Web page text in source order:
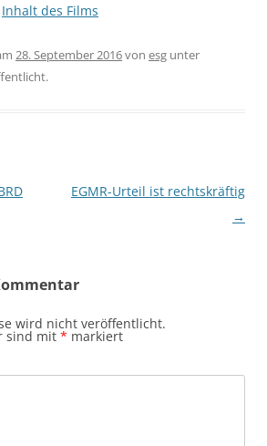
Inhalt des Films
28. September 2016von esg unter
EGMR-Urteil ist rechtskräftig
→
wird nicht veröffentlicht.
sind mit * markiert